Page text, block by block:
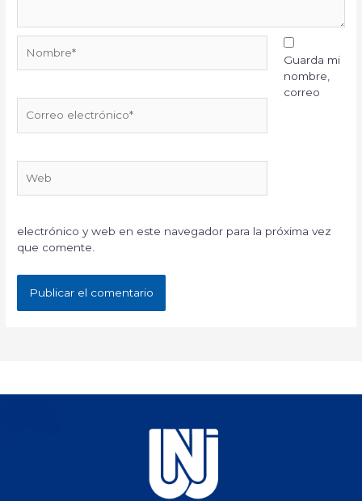
electrónico*
Guarda mi
nombre,
correo
electrónico y web en este navegador para la próxima vez
que comente.